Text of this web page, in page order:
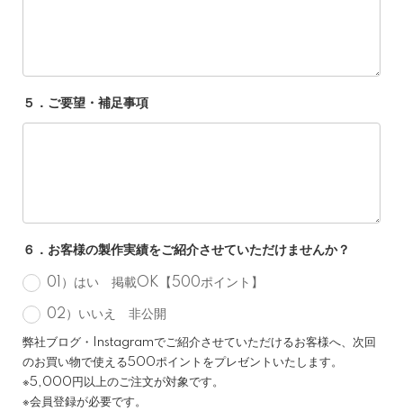
５．ご要望・補足事項
６．お客様の製作実績をご紹介させていただけませんか？
01）はい 掲載OK【500ポイント】
02）いいえ 非公開
弊社ブログ・Instagramでご紹介させていただけるお客様へ、次回
のお買い物で使える500ポイントをプレゼントいたします。
※5,000円以上のご注文が対象です。
※会員登録が必要です。